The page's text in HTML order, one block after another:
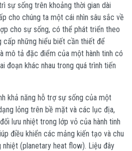
sự sống trên khoảng thời gian dài
cho chúng ta một cái nhìn sâu sắc về
cho sự sống, có thể phát triển theo
cấp những hiểu biết cần thiết để
mô tả đặc điểm của một hành tinh có
đoạn khác nhau trong quá trình tiến
khả năng hỗ trợ sự sống của một
lỏng trên bề mặt và các lục địa,
lưu nhiệt trong lớp vỏ của hành tinh
điều khiển các mảng kiến tạo và chu
(planetary heat flow). Liệu đây